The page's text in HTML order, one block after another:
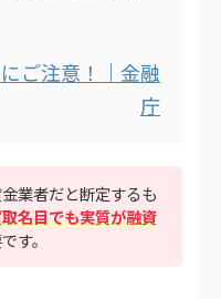
ご注意！｜金融
庁
業者だと断定するも
名目でも実質が融資
す。